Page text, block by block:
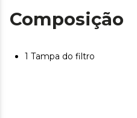
Composição
1 Tampa do filtro